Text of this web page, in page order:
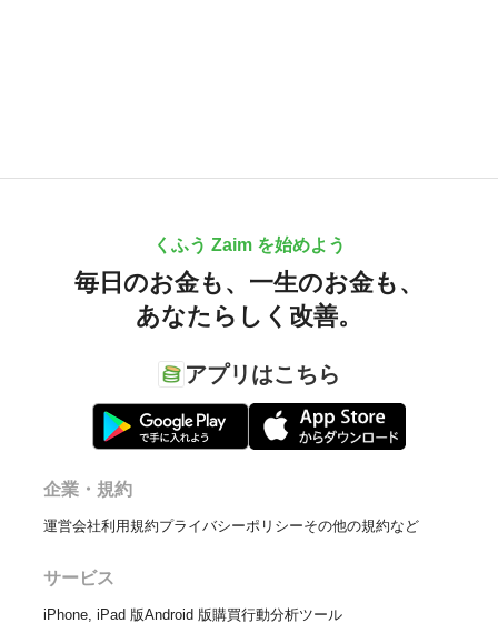
くふう Zaim を始めよう
毎日のお金も、 一生のお金も、
あなたらしく改善。
アプリはこちら
企業・規約
運営会社利用規約プライバシーポリシーその他の規約など
サービス
iPhone, iPad 版Android 版購買行動分析ツール